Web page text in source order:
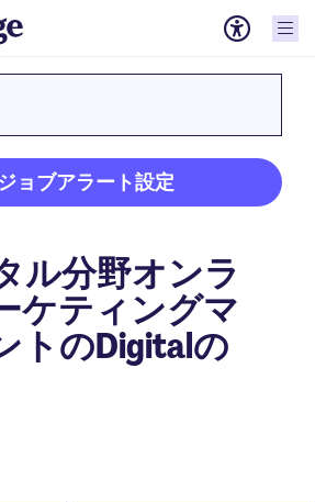
ジョブアラート設定
ル分野オンラ
ケティングマ
トのDigitalの